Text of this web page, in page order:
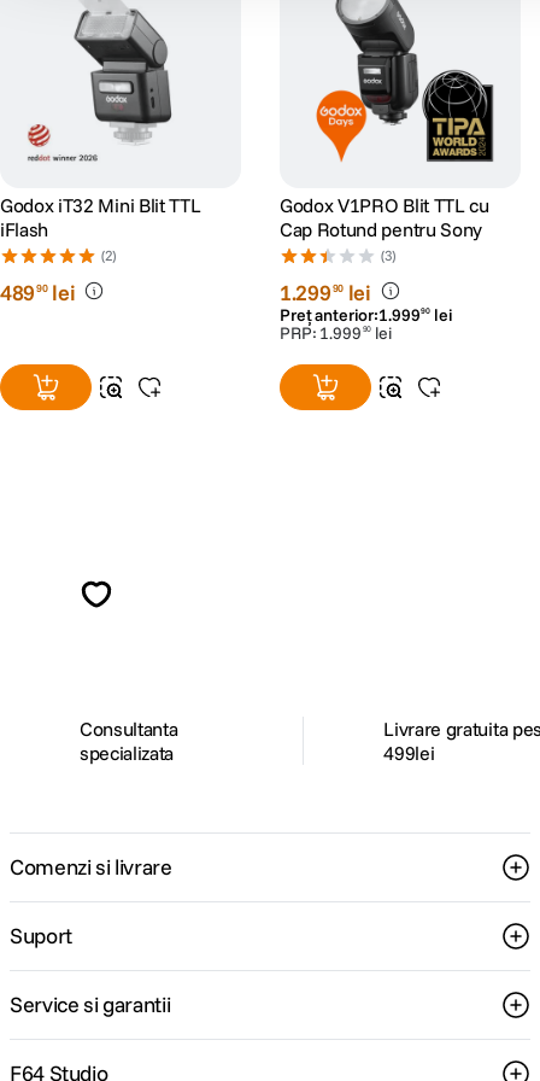
Godox iT32 Mini Blit TTL
iFlash
(2)
48990 lei
Godox V1PRO Blit TTL cu
Cap Rotund pentru Sony
(3)
1.29990 lei
Preț anterior:1.99990 lei
PRP: 1.999 90 lei
Consultanta
specializata
Livrare gratuita
499lei
Comenzi si livrare
Suport
Service si garantii
F64 Studio